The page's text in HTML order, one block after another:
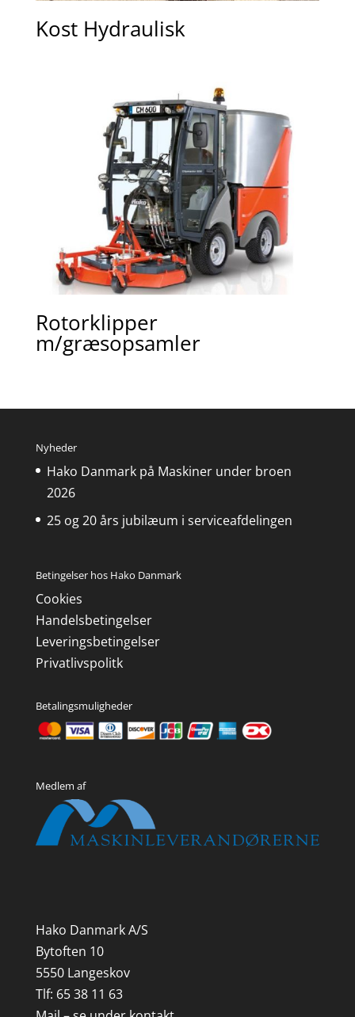
Kost Hydraulisk
Rotorklipper
m/græsopsamler
Nyheder
Hako Danmark på Maskiner under broen
2026
25 og 20 års jubilæum i serviceafdelingen
Betingelser hos Hako Danmark
Cookies
Handelsbetingelser
Leveringsbetingelser
Privatlivspolitk
Betalingsmuligheder
Medlem af
Hako Danmark A/S
Bytoften 10
5550 Langeskov
Tlf: 65 38 11 63